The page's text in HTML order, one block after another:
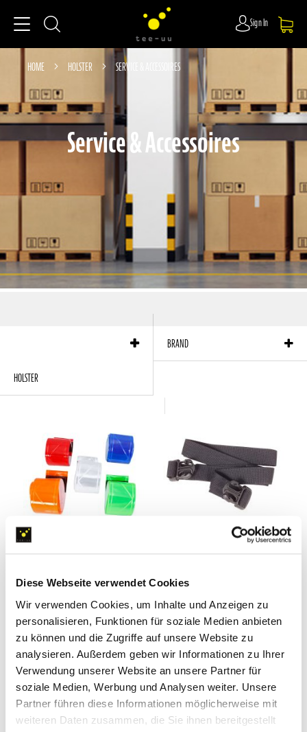
Diese Webseite verwendet Cookies
Wir verwenden Cookies, um Inhalte und Anzeigen zu
personalisieren, Funktionen für soziale Medien anbieten
zu können und die Zugriffe auf unsere Website zu
analysieren. Außerdem geben wir Informationen zu Ihrer
Verwendung unserer Website an unsere Partner für
soziale Medien, Werbung und Analysen weiter. Unsere
Partner führen diese Informationen möglicherweise mit
weiteren Daten zusammen, die Sie ihnen bereitgestellt
Sign In
HOME HOLSTER SERVICE & ACCESSOIRES
Service & Accessoires
FUNCTION
Variable role identification for the
CHANNEL radio holster in a set of 5
€6.95
VIEW PRODUCT
DUAL
Spare for use at KOMBI rope bag and
RESPI respirator cases
€5.00
VIEW PRODUCT
HOLSTER
BRAND